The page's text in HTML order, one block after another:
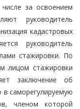
за освоением
руководитель
кадастровых
руководитель
стажировки. По
лицом стажировки
заключение об
в саморегулируемую
членом которой